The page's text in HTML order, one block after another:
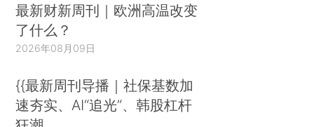
最新财新周刊｜欧洲高温改变
了什么？
2026年08月09日
{{最新周刊导播｜社保基数加
速夯实、AI“追光”、韩股杠杆